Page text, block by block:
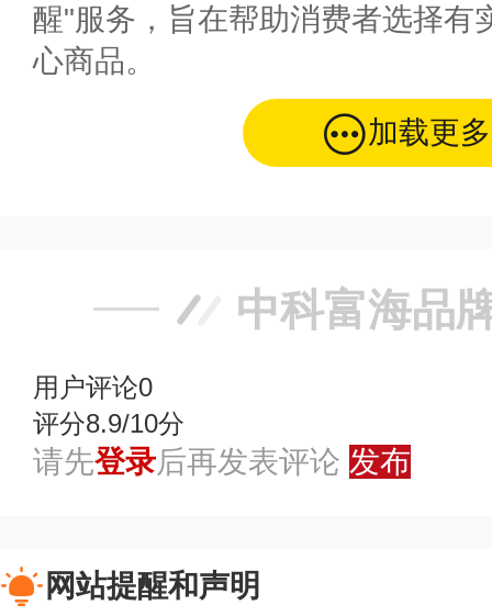
醒"服务，旨在帮助消费者选择有
心商品。
加载更多
中科富海品
用户评论0
评分8.9/10分
请先登录后再发表评论 发布
网站提醒和声明